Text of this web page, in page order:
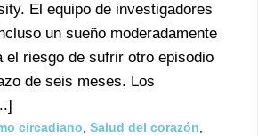
El equipo de investigadores
un sueño moderadamente
el riesgo de sufrir otro episodio
de seis meses. Los
circadiano Salud del corazón